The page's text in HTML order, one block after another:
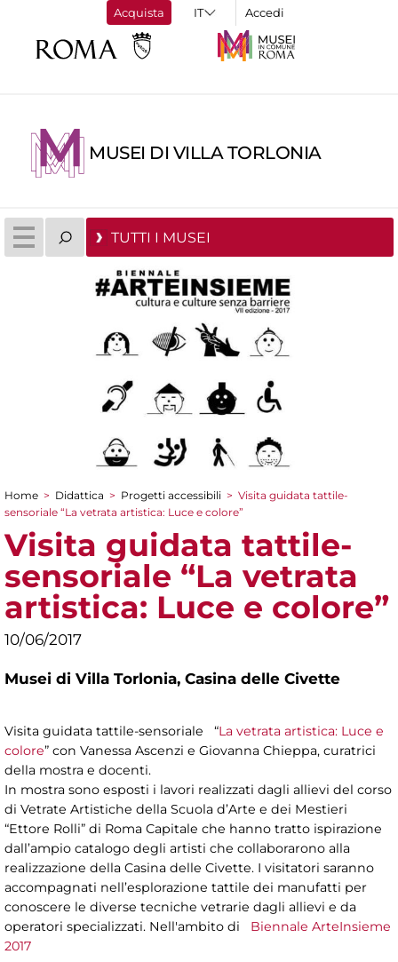
Acquista Accedi
MUSEI DI VILLA TORLONIA
TUTTI I MUSEI
Tu sei qui
Home > Didattica > Progetti accessibili > Visita guidata tattile-
sensoriale “La vetrata artistica: Luce e colore”
Visita guidata tattile-
sensoriale “La vetrata
artistica: Luce e colore”
10/06/2017
Musei di Villa Torlonia, Casina delle Civette
Visita guidata tattile-sensoriale “La vetrata artistica: Luce e
colore” con Vanessa Ascenzi e Giovanna Chieppa, curatrici
della mostra e docenti.
In mostra sono esposti i lavori realizzati dagli allievi del corso
di Vetrate Artistiche della Scuola d’Arte e dei Mestieri
“Ettore Rolli” di Roma Capitale che hanno tratto ispirazione
dall’ampio catalogo degli artisti che collaborarono alla
realizzazione della Casina delle Civette. I visitatori saranno
accompagnati nell’esplorazione tattile dei manufatti per
conoscere le diverse tecniche vetrarie dagli allievi e da
operatori specializzati. Nell'ambito di Biennale ArteInsieme
2017